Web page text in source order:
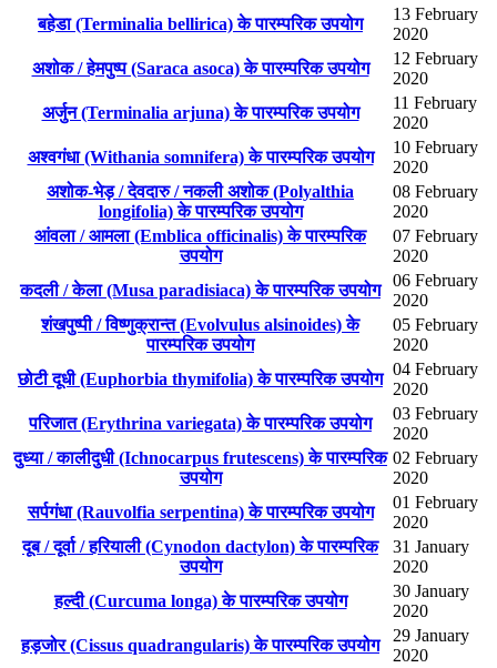
बहेडा (Terminalia bellirica) के पारम्परिक उपयोग
13 February
2020
अशोक / हेमपुष्प (Saraca asoca) के पारम्परिक उपयोग
12 February
2020
अर्जुन (Terminalia arjuna) के पारम्परिक उपयोग
11 February
2020
अश्वगंधा (Withania somnifera) के पारम्परिक उपयोग
10 February
2020
अशोक-भेड़ / देवदारु / नकली अशोक (Polyalthia
longifolia) के पारम्परिक उपयोग
08 February
2020
आंवला / आमला (Emblica officinalis) के पारम्परिक
उपयोग
07 February
2020
कदली / केला (Musa paradisiaca) के पारम्परिक उपयोग
06 February
2020
शंखपुष्पी / विष्णुक्रान्त (Evolvulus alsinoides) के
पारम्परिक उपयोग
05 February
2020
छोटी दूधी (Euphorbia thymifolia) के पारम्परिक उपयोग
04 February
2020
परिजात (Erythrina variegata) के पारम्परिक उपयोग
03 February
2020
दुध्या / कालीदुधी (Ichnocarpus frutescens) के पारम्परिक
उपयोग
02 February
2020
सर्पगंधा (Rauvolfia serpentina) के पारम्परिक उपयोग
01 February
2020
दूब / दूर्वा / हरियाली (Cynodon dactylon) के पारम्परिक
उपयोग
31 January
2020
हल्दी (Curcuma longa) के पारम्परिक उपयोग
30 January
2020
हड़जोर (Cissus quadrangularis) के पारम्परिक उपयोग
29 January
2020